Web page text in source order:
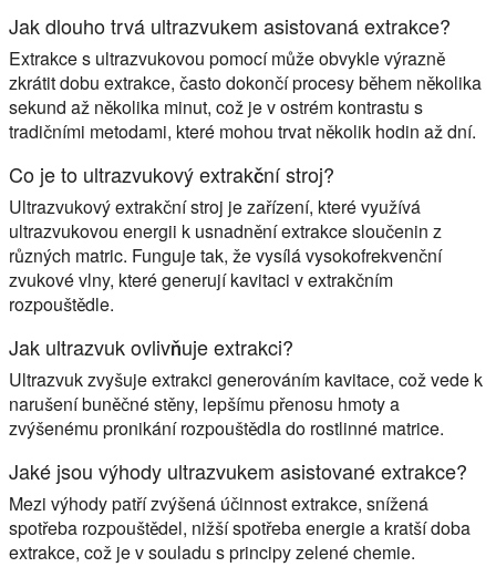
Jak dlouho trvá ultrazvukem asistovaná extrakce?
Extrakce s ultrazvukovou pomocí může obvykle výrazně
zkrátit dobu extrakce, často dokončí procesy během několika
sekund až několika minut, což je v ostrém kontrastu s
tradičními metodami, které mohou trvat několik hodin až dní.
Co je to ultrazvukový extrakční stroj?
Ultrazvukový extrakční stroj je zařízení, které využívá
ultrazvukovou energii k usnadnění extrakce sloučenin z
různých matric. Funguje tak, že vysílá vysokofrekvenční
zvukové vlny, které generují kavitaci v extrakčním
rozpouštědle.
Jak ultrazvuk ovlivňuje extrakci?
Ultrazvuk zvyšuje extrakci generováním kavitace, což vede k
narušení buněčné stěny, lepšímu přenosu hmoty a
zvýšenému pronikání rozpouštědla do rostlinné matrice.
Jaké jsou výhody ultrazvukem asistované extrakce?
Mezi výhody patří zvýšená účinnost extrakce, snížená
spotřeba rozpouštědel, nižší spotřeba energie a kratší doba
extrakce, což je v souladu s principy zelené chemie.